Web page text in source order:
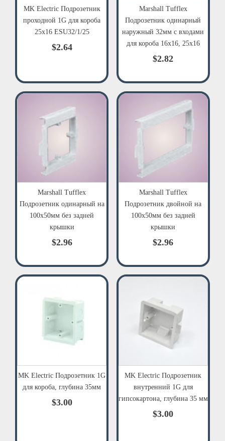
MK Electric Подрозетник
проходной 1G для короба
25x16 ESU32/1/25
$2.64
Marshall Tufflex
Подрозетник одинарный
наружный 32мм с входами
для короба 16x16, 25x16
$2.82
Marshall Tufflex
Подрозетник одинарный на
100х50мм без задней
крышки
$2.96
Marshall Tufflex
Подрозетник двойной на
100х50мм без задней
крышки
$2.96
MK Electric Подрозетник 1G
для короба, глубина 35мм
$3.00
MK Electric Подрозетник
внутренний 1G для
гипсокартона, глубина 35 мм
$3.00